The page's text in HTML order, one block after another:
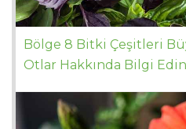
Bölge 8 Bitki Çeşitleri
Otlar Hakkında Bilgi